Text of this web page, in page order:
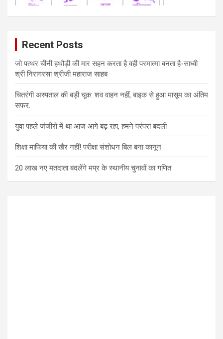
Recent Posts
जो पत्थर चीनी हथौड़ी की मार सहन करता है वही परमात्मा बनता है-साध्वी
श्री निरागरसा श्रीजी महाराज साहब
चितरंगी अस्पताल की बड़ी चूक: शव वाहन नहीं, बाइक से हुआ मासूम का अंतिम
सफर.
युवा पहले जंजीरों में था आज आगे बढ़ रहा, हमने परंपरा बदली
शिक्षा माफिया की खैर नहीं! परीक्षा संशोधन बिल बना कानून
20 लाख नए मतदाता बदलेंगे मप्र के स्थानीय चुनावों का गणित